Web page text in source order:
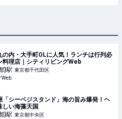
の内・大手町OLに人気！ランチは行列必
料理店｜シティリビングWeb
)駅 東京都千代田区
Web
「シーベジスタンド」海の旨み爆発！ヘ
しい海藻天国
)駅 東京都中央区